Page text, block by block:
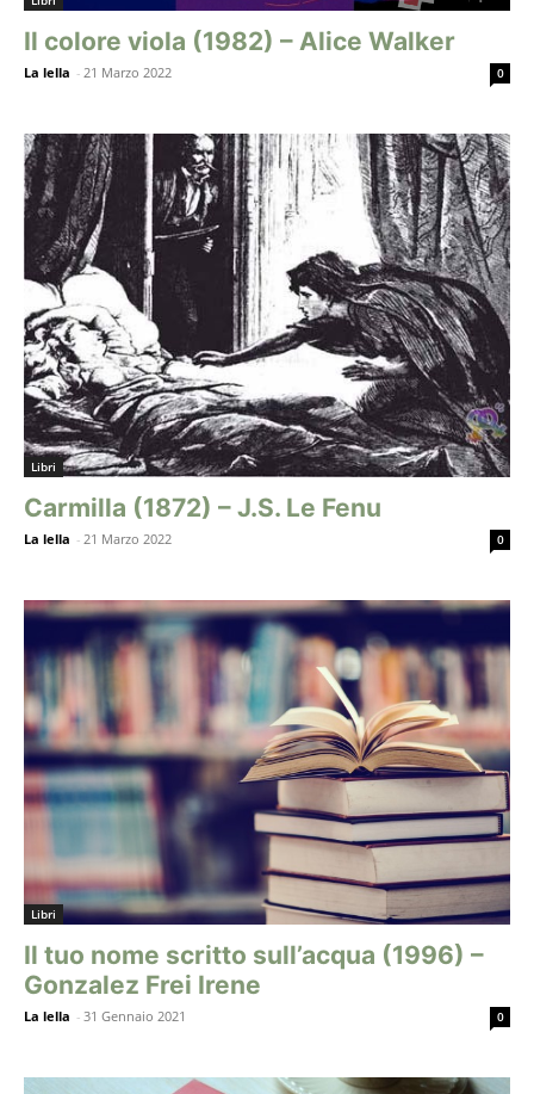
Il colore viola (1982) – Alice Walker
La lella - 21 Marzo 2022 0
Libri
Carmilla (1872) – J.S. Le Fenu
La lella - 21 Marzo 2022 0
Libri
Il tuo nome scritto sull’acqua (1996) –
Gonzalez Frei Irene
La lella - 31 Gennaio 2021 0